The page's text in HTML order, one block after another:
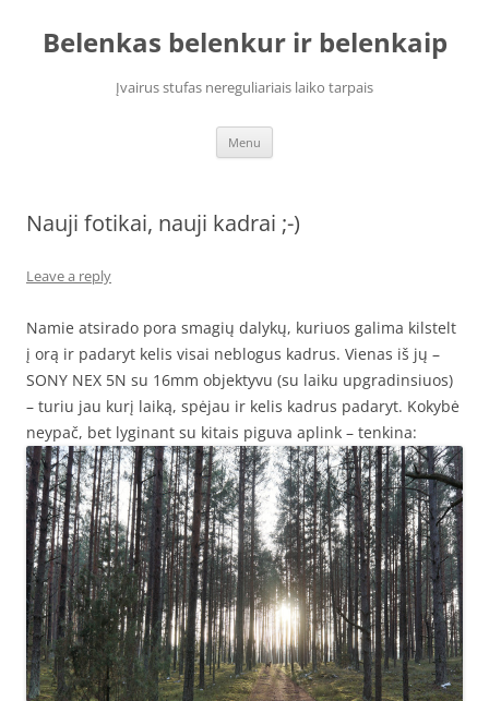
content
Belenkas belenkur ir belenkaip
Įvairus stufas nereguliariais laiko tarpais
Menu
Nauji fotikai, nauji kadrai ;-)
Leave a reply
Namie atsirado pora smagių dalykų, kuriuos galima kilstelt
į orą ir padaryt kelis visai neblogus kadrus. Vienas iš jų –
SONY NEX 5N su 16mm objektyvu (su laiku upgradinsiuos)
– turiu jau kurį laiką, spėjau ir kelis kadrus padaryt. Kokybė
neypač, bet lyginant su kitais piguva aplink – tenkina: